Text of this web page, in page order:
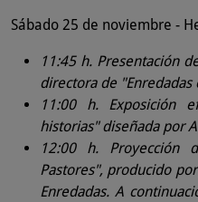
Sábado 25 de noviembre -
11:45 h. Presentación
directora de
11:00 h. Exposición
historias" diseñada por
12:00 h. Proyección
Pastores", producido
Enredadas. A